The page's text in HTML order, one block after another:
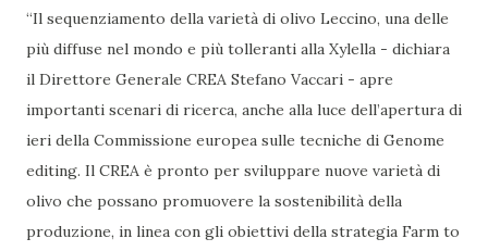
“Il sequenziamento della varietà di olivo Leccino, una delle
più diffuse nel mondo e più tolleranti alla Xylella - dichiara
il Direttore Generale CREA Stefano Vaccari - apre
importanti scenari di ricerca, anche alla luce dell’apertura di
ieri della Commissione europea sulle tecniche di Genome
editing. Il CREA è pronto per sviluppare nuove varietà di
olivo che possano promuovere la sostenibilità della
produzione, in linea con gli obiettivi della strategia Farm to